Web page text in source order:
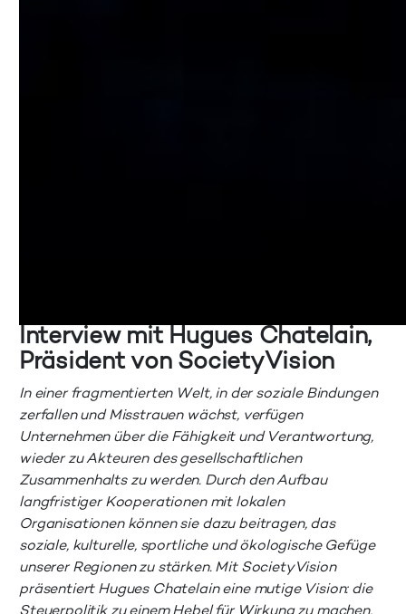
Interview mit Hugues Chatelain,
Präsident von SocietyVision
In einer fragmentierten Welt, in der soziale Bindungen
zerfallen und Misstrauen wächst, verfügen
Unternehmen über die Fähigkeit und Verantwortung,
wieder zu Akteuren des gesellschaftlichen
Zusammenhalts zu werden. Durch den Aufbau
langfristiger Kooperationen mit lokalen
Organisationen können sie dazu beitragen, das
soziale, kulturelle, sportliche und ökologische Gefüge
unserer Regionen zu stärken. Mit SocietyVision
präsentiert Hugues Chatelain eine mutige Vision: die